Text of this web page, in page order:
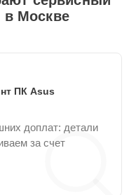
по телефону
или оставить
в Москве
ПК Asus
доплат: детали
за счет